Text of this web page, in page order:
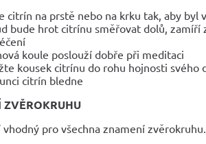
citrín na prstě nebo na krku tak, aby byl
bude hrot citrínu směřovat dolů, zamíří
koule poslouží dobře při meditaci
kousek citrínu do rohu hojnosti svého
citrín bledne
pro všechna znamení zvěrokruhu.